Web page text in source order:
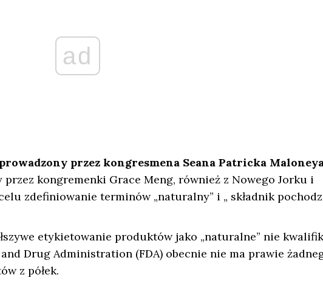
ad
przez kongresmena Seana Patricka
przez kongremenki Grace Meng, również z Nowego Jorku i
zdefiniowanie terminów „naturalny” i „ składnik
etykietowanie produktów jako „naturalne” nie
Drug Administration (FDA) obecnie nie ma prawie
z półek.